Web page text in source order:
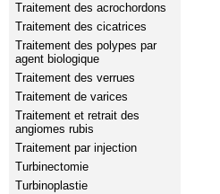
Traitement des acrochordons
Traitement des cicatrices
Traitement des polypes par
agent biologique
Traitement des verrues
Traitement de varices
Traitement et retrait des
angiomes rubis
Traitement par injection
Turbinectomie
Turbinoplastie